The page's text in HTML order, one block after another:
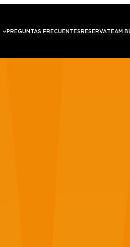
PREGUNTAS FRECUENTES RESERVATEAM